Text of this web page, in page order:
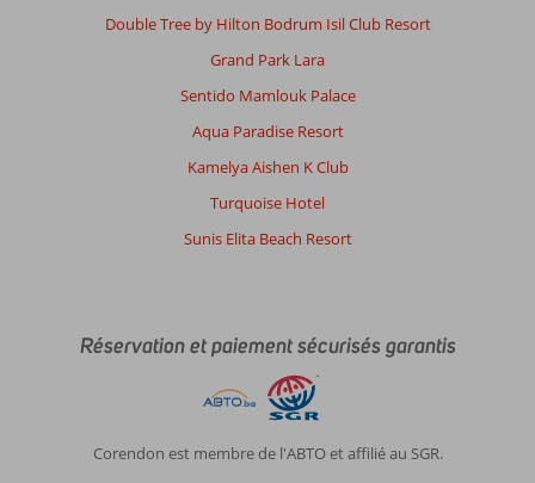
Double Tree by Hilton Bodrum Isil Club Resort
Grand Park Lara
Sentido Mamlouk Palace
Aqua Paradise Resort
Kamelya Aishen K Club
Turquoise Hotel
Sunis Elita Beach Resort
Réservation et paiement sécurisés garantis
Corendon est membre de l'ABTO et affilié au SGR.